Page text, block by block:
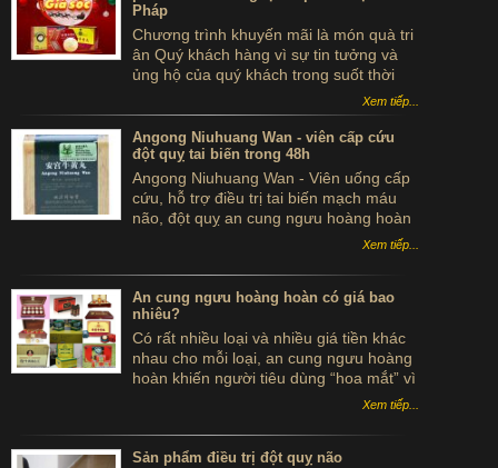
Pháp
Chương trình khuyến mãi là món quà tri
ân Quý khách hàng vì sự tin tưởng và
ủng hộ của quý khách trong suốt thời
Xem tiếp...
Angong Niuhuang Wan - viên cấp cứu
đột quỵ tai biến trong 48h
Angong Niuhuang Wan - Viên uống cấp
cứu, hỗ trợ điều trị tai biến mạch máu
não, đột quỵ an cung ngưu hoàng hoàn
hộp gỗ màu xanh bắc kinh đồng nhân
Xem tiếp...
An cung ngưu hoàng hoàn có giá bao
nhiêu?
Có rất nhiều loại và nhiều giá tiền khác
nhau cho mỗi loại, an cung ngưu hoàng
hoàn khiến người tiêu dùng “hoa mắt” vì
không biết đâu mới là giá tốt cho sản
phẩm chính hãng thực sự. Điều đó đòi
hỏi khách hàng phải khá cẩn thận khi
chọn lựa sản phẩm.
Xem tiếp...
Sản phẩm điều trị đột quỵ não